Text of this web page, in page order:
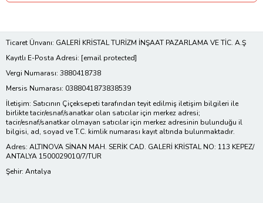
Ticaret Ünvanı: GALERİ KRİSTAL TURİZM İNŞAAT PAZARLAMA VE TİC. A.Ş
Kayıtlı E-Posta Adresi: [email protected]
Vergi Numarası: 3880418738
Mersis Numarası: 0388041873838539
İletişim: Satıcının Çiçeksepeti tarafından teyit edilmiş iletişim bilgileri ile
birlikte tacir/esnaf/sanatkar olan satıcılar için merkez adresi;
tacir/esnaf/sanatkar olmayan satıcılar için merkez adresinin bulunduğu il
bilgisi, ad, soyad ve T.C. kimlik numarası kayıt altında bulunmaktadır.
Adres: ALTINOVA SİNAN MAH. SERİK CAD. GALERİ KRİSTAL NO: 113 KEPEZ/
ANTALYA 1500029010/7/TUR
Şehir: Antalya